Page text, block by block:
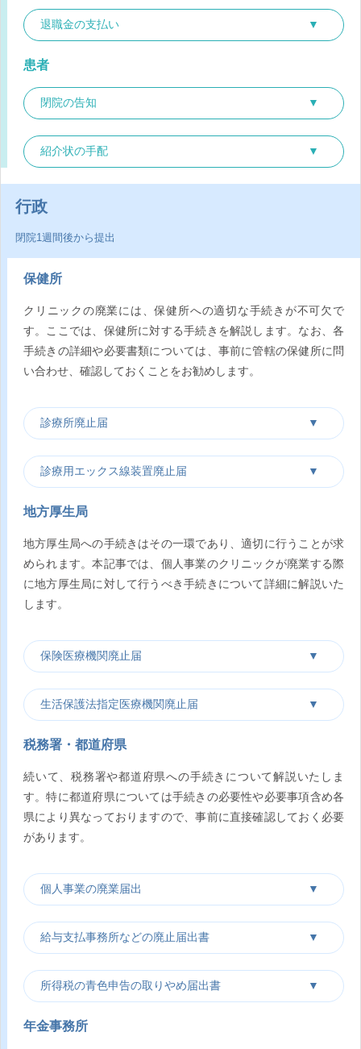
退職金の支払い
患者
閉院の告知
紹介状の手配
行政
閉院1週間後から提出
保健所
クリニックの廃業には、保健所への適切な手続きが不可欠で
す。ここでは、保健所に対する手続きを解説します。なお、各
手続きの詳細や必要書類については、事前に管轄の保健所に問
い合わせ、確認しておくことをお勧めします。
診療所廃止届
診療用エックス線装置廃止届
地方厚生局
地方厚生局への手続きはその一環であり、適切に行うことが求
められます。本記事では、個人事業のクリニックが廃業する際
に地方厚生局に対して行うべき手続きについて詳細に解説いた
します。
保険医療機関廃止届
生活保護法指定医療機関廃止届
税務署・都道府県
続いて、税務署や都道府県への手続きについて解説いたしま
す。特に都道府県については手続きの必要性や必要事項含め各
県により異なっておりますので、事前に直接確認しておく必要
があります。
個人事業の廃業届出
給与支払事務所などの廃止届出書
所得税の青色申告の取りやめ届出書
年金事務所